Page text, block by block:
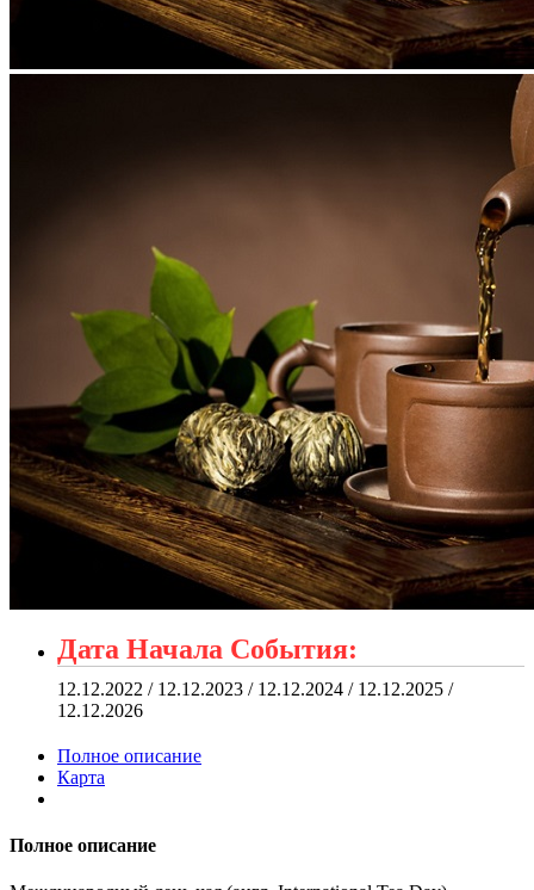
Дата Начала События:
12.12.2022 / 12.12.2023 / 12.12.2024 / 12.12.2025 /
12.12.2026
Полное описание
Карта
Полное описание